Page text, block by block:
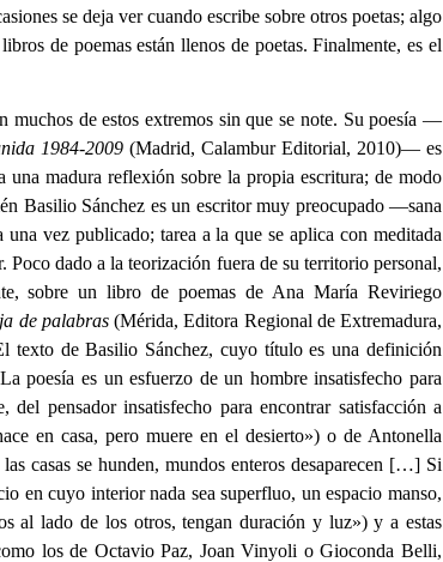
se deja ver cuando escribe sobre otros poetas; algo
de poemas están llenos de poetas. Finalmente, es el
muchos de estos extremos sin que se note. Su poesía —
1984-2009 (Madrid, Calambur Editorial, 2010)— es
una madura reflexión sobre la propia escritura; de modo
Basilio Sánchez es un escritor muy preocupado —sana
vez publicado; tarea a la que se aplica con meditada
dado a la teorización fuera de su territorio personal,
sobre un libro de poemas de Ana María Reviriego
de palabras(Mérida, Editora Regional de Extremadura,
texto de Basilio Sánchez, cuyo título es una definición
poesía es un esfuerzo de un hombre insatisfecho para
del pensador insatisfecho para encontrar satisfacción a
en casa, pero muere en el desierto») o de Antonella
casas se hunden, mundos enteros desaparecen […] Si
en cuyo interior nada sea superfluo, un espacio manso,
al lado de los otros, tengan duración y luz») y a estas
los de Octavio Paz, Joan Vinyoli o Gioconda Belli,